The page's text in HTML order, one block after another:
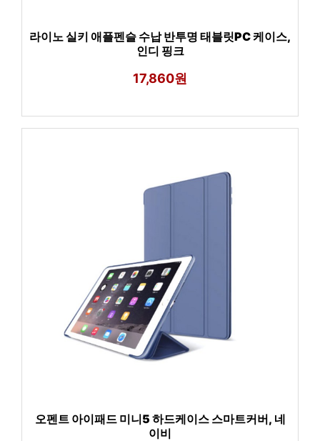
라이노 실키 애플펜슬 수납 반투명 태블릿PC 케이스,
인디 핑크
17,860원
오펜트 아이패드 미니5 하드케이스 스마트커버, 네
이비